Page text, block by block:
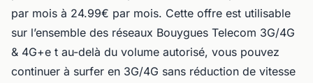
par mois à 24.99€ par mois. Cette offre est utilisable
sur l’ensemble des réseaux Bouygues Telecom 3G/4G
& 4G+e t au-delà du volume autorisé, vous pouvez
continuer à surfer en 3G/4G sans réduction de vitesse